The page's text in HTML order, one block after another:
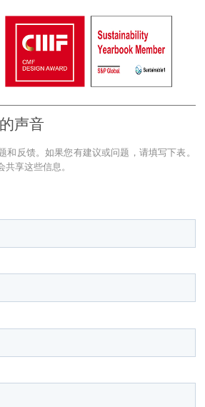
声音
和反馈。如果您有建议或问题，请填写下表。
享这些信息。